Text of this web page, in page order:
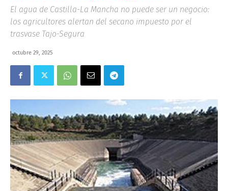
El agua de Castilla-La Mancha no puede ser un negocio:
los agricultores alertan del secano impuesto por el
trasvase Tajo-Segura
octubre 29, 2025